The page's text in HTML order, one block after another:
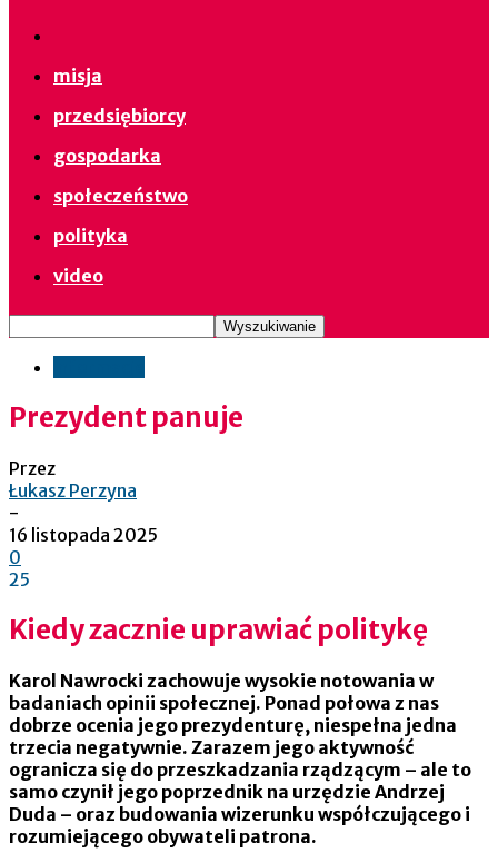
misja
przedsiębiorcy
gospodarka
społeczeństwo
polityka
video
Prezydent panuje
Przez
Łukasz Perzyna
-
16 listopada 2025
0
25
Kiedy zacznie uprawiać politykę
Karol Nawrocki zachowuje wysokie notowania w
badaniach opinii społecznej. Ponad połowa z nas
dobrze ocenia jego prezydenturę, niespełna jedna
trzecia negatywnie. Zarazem jego aktywność
ogranicza się do przeszkadzania rządzącym – ale to
samo czynił jego poprzednik na urzędzie Andrzej
Duda – oraz budowania wizerunku współczującego i
rozumiejącego obywateli patrona.